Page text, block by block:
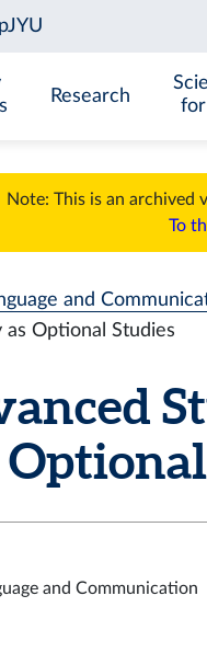
Research
for
Note: This is an archived
To
and
as Optional Studies
and Communication